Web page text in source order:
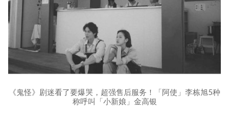
《鬼怪》剧迷看了要爆哭，超强售后服务！「阿使」李栋旭5种
称呼叫「小新娘」金高银